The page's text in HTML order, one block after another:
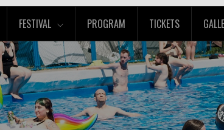
FESTIVAL PROGRAM TICKETS